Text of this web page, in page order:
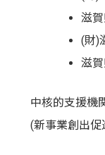
滋
(財)
滋
中核的支援機
(新事業創出